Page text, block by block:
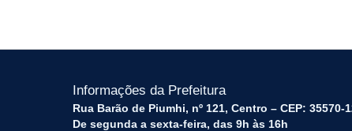
Informações da Prefeitura
Rua Barão de Piumhi, nº 121, Centro – CEP: 35570-
De segunda a sexta-feira, das 9h às 16h